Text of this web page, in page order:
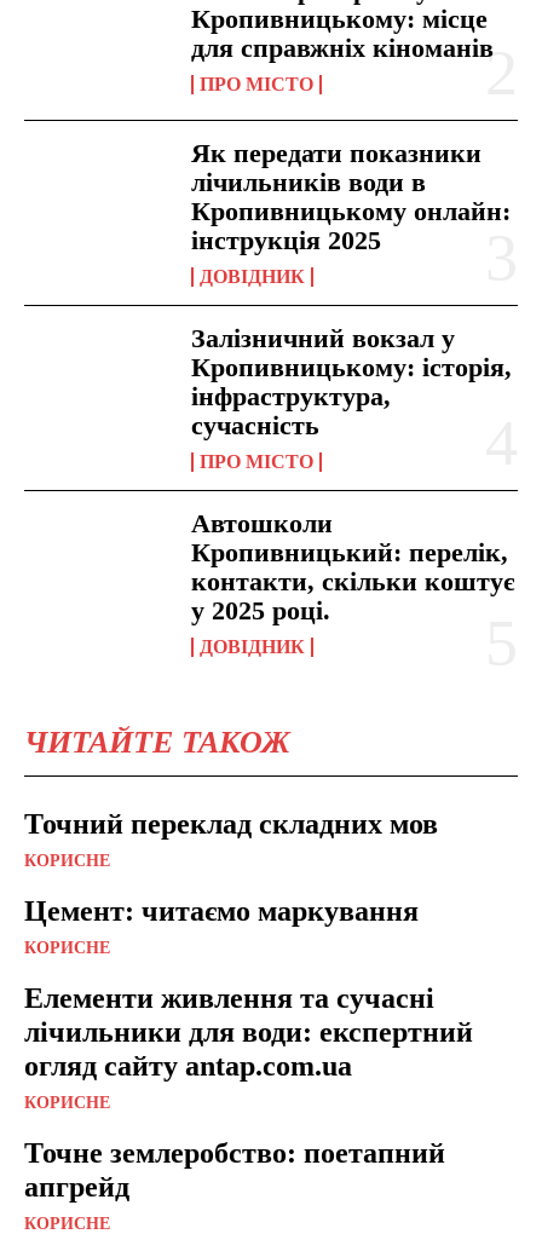
Кропивницькому: місце
для справжніх кіноманів
ПРО МІСТО
Як передати показники
лічильників води в
Кропивницькому онлайн:
інструкція 2025
ДОВІДНИК
Залізничний вокзал у
Кропивницькому: історія,
інфраструктура,
сучасність
ПРО МІСТО
Автошколи
Кропивницький: перелік,
контакти, скільки коштує
у 2025 році.
ДОВІДНИК
ЧИТАЙТЕ ТАКОЖ
Точний переклад складних мов
КОРИСНЕ
Цемент: читаємо маркування
КОРИСНЕ
Елементи живлення та сучасні
лічильники для води: експертний
огляд сайту antap.com.ua
КОРИСНЕ
Точне землеробство: поетапний
апгрейд
КОРИСНЕ